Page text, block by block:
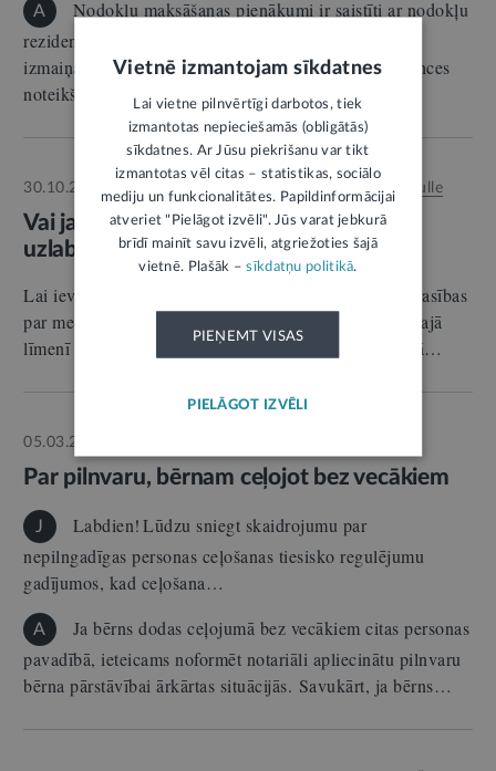
A
Nodokļu maksāšanas pienākumi ir saistīti ar nodokļu
rezidences statusu. Tas nemainās automātiski līdz ar
izmaiņām dzīvesvietas reģistrācijā, jo nodokļu rezidences
noteikšanai…
30.10.2025. PROBLĒMA Autors: Linda Ņikona ;Aiga Nulle
Vai jaunās marķēšanas prasības medum
uzlabos situāciju biškopībā?
Lai ieviestu Eiropas Savienības direktīvā noteiktās prasības
par medus sastāvu un marķējumu, grozījumi nacionālajā
līmenī tika pieņemti septembra vidū, bet stāsies spēkā…
05.03.2026.
Par pilnvaru, bērnam ceļojot bez vecākiem
J
Labdien! Lūdzu sniegt skaidrojumu par
nepilngadīgas personas ceļošanas tiesisko regulējumu
gadījumos, kad ceļošana…
A
Ja bērns dodas ceļojumā bez vecākiem citas personas
pavadībā, ieteicams noformēt notariāli apliecinātu pilnvaru
bērna pārstāvībai ārkārtas situācijās. Savukārt, ja bērns…
Vietnē izmantojam sīkdatnes
Lai vietne pilnvērtīgi darbotos, tiek
izmantotas nepieciešamās (obligātās)
sīkdatnes. Ar Jūsu piekrišanu var tikt
izmantotas vēl citas – statistikas, sociālo
mediju un funkcionalitātes. Papildinformācijai
atveriet "Pielāgot izvēli". Jūs varat jebkurā
brīdī mainīt savu izvēli, atgriežoties šajā
vietnē. Plašāk –sīkdatņu politikā.
PIEŅEMT VISAS
PIELĀGOT IZVĒLI